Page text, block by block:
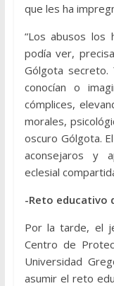
que les ha
“Los abusos los
podía ver,
Gólgota
conocían o
cómplices,
morales,
oscuro Gólgota.
aconsejaros y
eclesial
-Reto educativo
Por la tarde, el
Centro de
Universidad
asumir el reto